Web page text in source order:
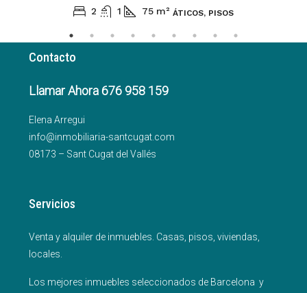
2 1 75 m² ÁTICOS, PISOS
Contacto
Llamar Ahora 676 958 159
Elena Arregui
info@inmobiliaria-santcugat.com
08173 – Sant Cugat del Vallés
Servicios
Venta y alquiler de inmuebles. Casas, pisos, viviendas,
locales.
Los mejores inmuebles seleccionados de Barcelona y